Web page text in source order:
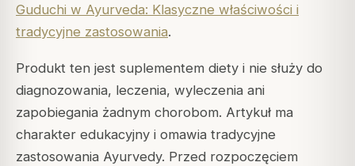
Guduchi w Ayurveda: Klasyczne właściwości i
tradycyjne zastosowania.
Produkt ten jest suplementem diety i nie służy do
diagnozowania, leczenia, wyleczenia ani
zapobiegania żadnym chorobom. Artykuł ma
charakter edukacyjny i omawia tradycyjne
zastosowania Ayurvedy. Przed rozpoczęciem